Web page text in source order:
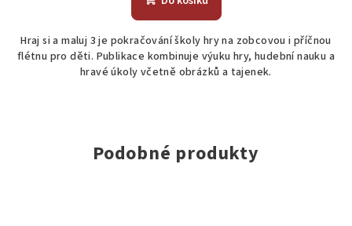
Hraj si a maluj 3 je pokračování školy hry na zobcovou i příčnou
flétnu pro děti. Publikace kombinuje výuku hry, hudební nauku a
hravé úkoly včetně obrázků a tajenek.
Podobné produkty